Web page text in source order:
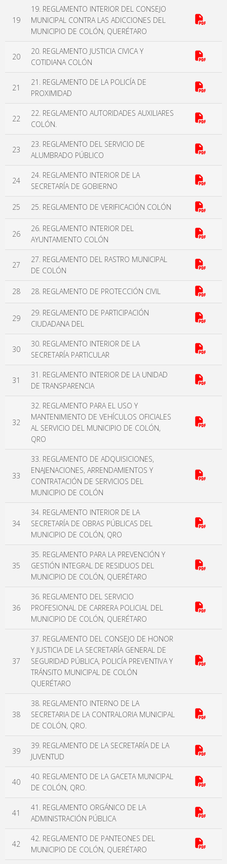
19
19. REGLAMENTO INTERIOR DEL CONSEJO
MUNICIPAL CONTRA LAS ADICCIONES DEL
MUNICIPIO DE COLÓN, QUERÉTARO
20
20. REGLAMENTO JUSTICIA CIVICA Y
COTIDIANA COLÓN
21
21. REGLAMENTO DE LA POLICÍA DE
PROXIMIDAD
22
22. REGLAMENTO AUTORIDADES AUXILIARES
COLÓN.
23
23. REGLAMENTO DEL SERVICIO DE
ALUMBRADO PÚBLICO
24
24. REGLAMENTO INTERIOR DE LA
SECRETARÍA DE GOBIERNO
25 25. REGLAMENTO DE VERIFICACIÓN COLÓN
26
26. REGLAMENTO INTERIOR DEL
AYUNTAMIENTO COLÓN
27
27. REGLAMENTO DEL RASTRO MUNICIPAL
DE COLÓN
28 28. REGLAMENTO DE PROTECCIÓN CIVIL
29
29. REGLAMENTO DE PARTICIPACIÓN
CIUDADANA DEL
30
30. REGLAMENTO INTERIOR DE LA
SECRETARÍA PARTICULAR
31
31. REGLAMENTO INTERIOR DE LA UNIDAD
DE TRANSPARENCIA
32
32. REGLAMENTO PARA EL USO Y
MANTENIMIENTO DE VEHÍCULOS OFICIALES
AL SERVICIO DEL MUNICIPIO DE COLÓN,
QRO
33
33. REGLAMENTO DE ADQUISICIONES,
ENAJENACIONES, ARRENDAMIENTOS Y
CONTRATACIÓN DE SERVICIOS DEL
MUNICIPIO DE COLÓN
34
34. REGLAMENTO INTERIOR DE LA
SECRETARÍA DE OBRAS PÚBLICAS DEL
MUNICIPIO DE COLÓN, QRO
35
35. REGLAMENTO PARA LA PREVENCIÓN Y
GESTIÓN INTEGRAL DE RESIDUOS DEL
MUNICIPIO DE COLÓN, QUERÉTARO
36
36. REGLAMENTO DEL SERVICIO
PROFESIONAL DE CARRERA POLICIAL DEL
MUNICIPIO DE COLÓN, QUERÉTARO
37
37. REGLAMENTO DEL CONSEJO DE HONOR
Y JUSTICIA DE LA SECRETARÍA GENERAL DE
SEGURIDAD PÚBLICA, POLICÍA PREVENTIVA Y
TRÁNSITO MUNICIPAL DE COLÓN
QUERÉTARO
38
38. REGLAMENTO INTERNO DE LA
SECRETARIA DE LA CONTRALORIA MUNICIPAL
DE COLÓN, QRO.
39
39. REGLAMENTO DE LA SECRETARÍA DE LA
JUVENTUD
40
40. REGLAMENTO DE LA GACETA MUNICIPAL
DE COLÓN, QRO.
41
41. REGLAMENTO ORGÁNICO DE LA
ADMINISTRACIÓN PÚBLICA
42
42. REGLAMENTO DE PANTEONES DEL
MUNICIPIO DE COLÓN, QUERÉTARO